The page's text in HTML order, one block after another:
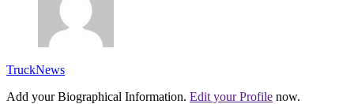
TruckNews
Add your Biographical Information. Edit your Profile now.